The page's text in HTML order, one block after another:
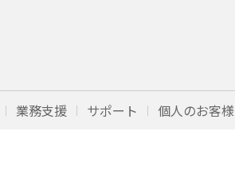
業務支援 サポート 個人のお客様